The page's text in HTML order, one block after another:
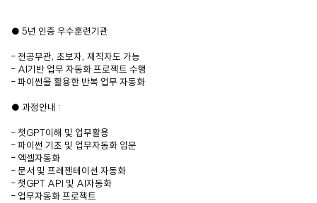
● 5년 인증 우수훈련기관
- 전공무관, 초보자, 재직자도 가능
- AI기반 업무 자동화 프로젝트 수행
- 파이썬을 활용한 반복 업무 자동화
● 과정안내 :
- 챗GPT이해 및 업무활용
- 파이썬 기초 및 업무자동화 입문
- 엑셀자동화
- 문서 및 프레젠테이션 자동화
- 챗GPT API 및 AI자동화
- 업무자동화 프로젝트